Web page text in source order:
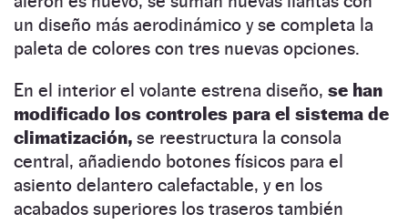
un diseño más aerodinámico y se completa la
paleta de colores con tres nuevas opciones.
En el interior el volante estrena diseño, se han
modificado los controles para el sistema de
climatización, se reestructura la consola
central, añadiendo botones físicos para el
asiento delantero calefactable, y en los
acabados superiores los traseros también